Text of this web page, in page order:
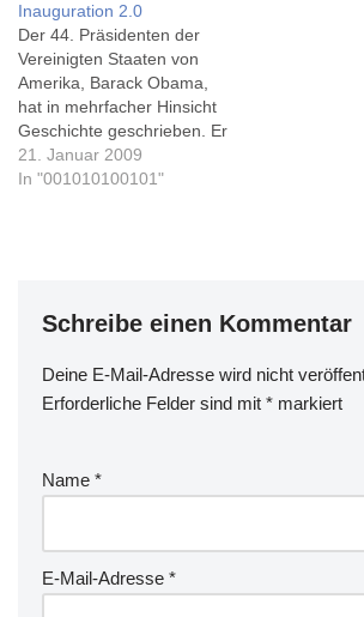
Mitternacht EST
Ostküstenzeit, also 06:00
Uhr unserer Zeit, gewählt
haben. 15 Stimmen
entfallen auf Obama, 6 auf
McCain. Dixville Notch hat…
Inauguration 2.0
Der 44. Präsidenten der
Vereinigten Staaten von
Amerika, Barack Obama,
hat in mehrfacher Hinsicht
Geschichte geschrieben. Er
ist nicht nur der erste aro-
amerikanische Präsident,
Krums, der eines der ersten
Notlandung auf dem
Hudson…
21. Januar 2009
In "001010100101"
Schreibe einen Kommentar
Deine E-Mail-Adresse wird nicht
Erforderliche Felder sind mit * markiert
Name *
E-Mail-Adresse *